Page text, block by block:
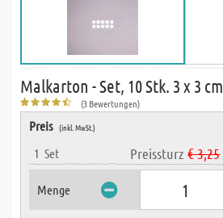
Malkarton - Set, 10 Stk. 3 x 3 cm
(3 Bewertungen)
Preis (inkl. MwSt.)
1 Set Preissturz € 3,25
Menge